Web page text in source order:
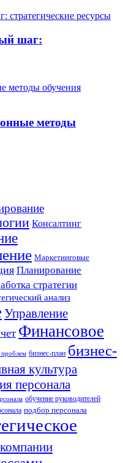
шаг:
методы
Консалтинг
Маркетинговые
Планирование
стратегии
анализ
Управление
Финансовое
проблем бизнес-план бизнес-
культура
персонала
обучение руководителей
подбор персонала